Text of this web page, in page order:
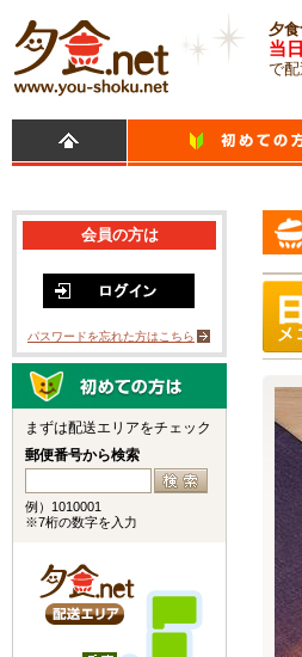
夕
当
で配
会員の方は
パスワードを忘れた方はこちら
まずは配送エリアをチェック
郵便番号から検索
例）1010001
※7桁の数字を入力